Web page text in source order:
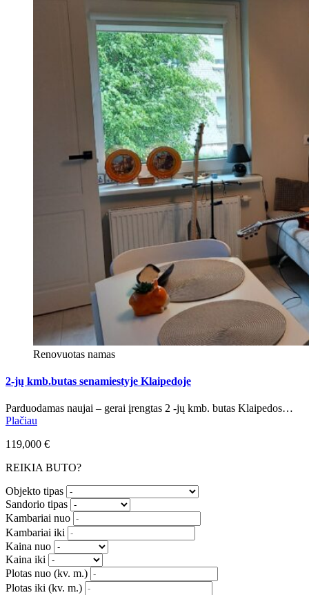
Renovuotas namas
2-jų kmb.butas senamiestyje Klaipedoje
Parduodamas naujai – gerai įrengtas 2 -jų kmb. butas Klaipedos…
Plačiau
119,000 €
REIKIA BUTO?
Objekto tipas
Sandorio tipas
Kambariai nuo
Kambariai iki
Kaina nuo
Kaina iki
Plotas nuo (kv. m.)
Plotas iki (kv. m.)